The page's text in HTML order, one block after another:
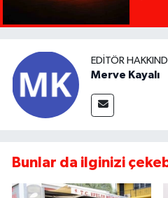
EDITÖR
Merve Kayalı
Bunlar da ilginizi